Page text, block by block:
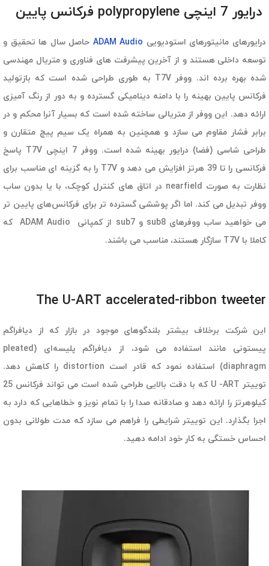
درایور 7 اینچی polypropylene فرکانس پایین
درایورهای مانیتورهای استودیویی ADAM Audio حاصل سال ها تحقیق و
توسعه داخلی هستند و از آخرین پیشرفت های فناوری و متریال مهندسی
شده بهره برده اند. ووفر T7V به طوری طراحی شده است که بازتولید
فرکانس پایین بهینه را با دامنه دینامیکی گسترده و به دور از رنگ آمیزی
ارائه دهد. این ووفر از متریالی ساخته شده است که بسیار آنرا محکم و در
برابر فشار مقاوم می سازد و همچنین به همراه یک سیم پیچ متقارن و
طراحی شاسی (فضا) درایور بهینه شده است. ووفر 7 اینچی T7V پاسخ
فرکانسی را تا 39 هرتز افزایش می دهد و T7V را به گزینه ای مناسب برای
نظارت به صورت nearfield در اتاق های کنترل کوچک، با یا بدون ساب
ووفر تبدیل می کند. اما اگر پوششی گسترده تر برای فرکانس‌های پایین تر
می خواهید ساب ووفرهای sub8 و sub7 از کمپانی ADAM Audio که
کاملا با T7V سازگار هستند، مناسب می باشند.
The U-ART accelerated-ribbon tweeter
این شرکت برخلاف بیشتر بلندگوهای موجود در بازار که از دیافراگم
پیستونی مانند استفاده می شود، از دیافراگم پلیسه‌ای (pleated
diaphragm) استفاده نمود که قادر است distortion را کاهش دهد.
توییتر U -ART که با دقت بالایی طراحی شده است می تواند فرکانس 25
کیلوهرتز را ارائه دهد و صادقانه صدا را با تمام نویز و خطاهایی که دارد به
اجرا بگذارد. این توییتر شرایطی را فراهم می سازد که مدت طولانی بدون
احساس خستگی به کار خود ادامه دهید.